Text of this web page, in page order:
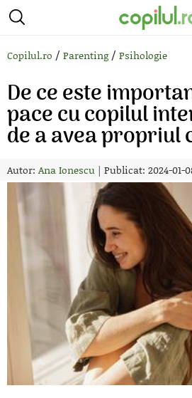
Copilul.ro / Parenting / Psihologie
De ce este
pace cu copilul
de a avea propriul
Autor: Ana Ionescu | Publicat: 2024-01-